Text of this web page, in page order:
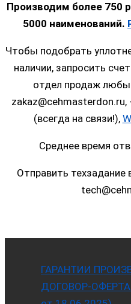
Производим более 750
5000 наименований.
Чтобы подобрать
наличии, запросить
отдел продаж
(всегда на связи!),
Среднее время
Отправить техзадание
ГАРАНТИИ
ДОГОВОР-